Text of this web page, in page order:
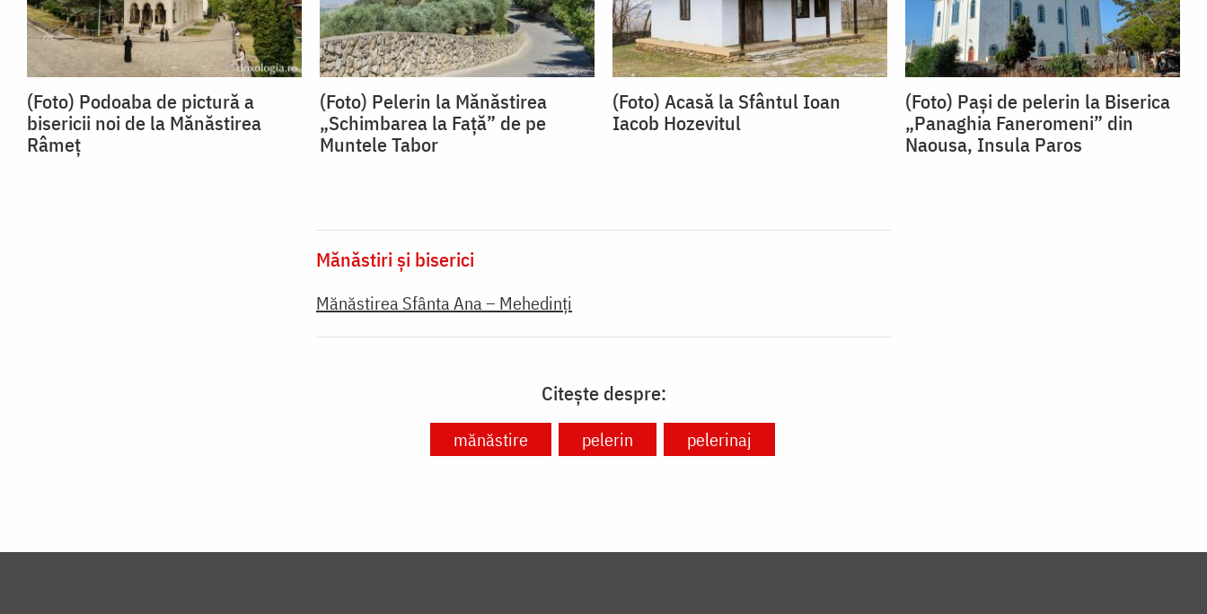
(Foto) Podoaba de pictură a
bisericii noi de la Mănăstirea
Râmeț
(Foto) Pelerin la Mănăstirea
„Schimbarea la Față” de pe
Muntele Tabor
(Foto) Acasă la Sfântul Ioan
Iacob Hozevitul
(Foto) Pași de pelerin la Biserica
„Panaghia Faneromeni” din
Naousa, Insula Paros
Mănăstiri și biserici
Mănăstirea Sfânta Ana – Mehedinți
Citește despre:
mănăstire pelerin pelerinaj